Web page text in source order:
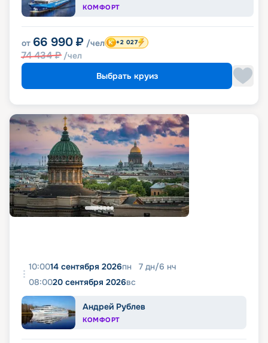
КОМФОРТ
от 66 990 ₽ /чел
74 434₽ /чел
+2 027
Выбрать круиз
10:0014 сентября 2026пн 7 дн/6 нч
08:0020 сентября 2026вс
Андрей Рублев
КОМФОРТ